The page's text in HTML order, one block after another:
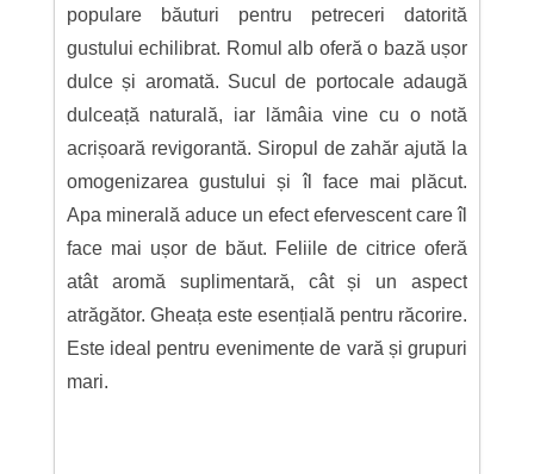
populare băuturi pentru petreceri datorită
gustului echilibrat. Romul alb oferă o bază ușor
dulce și aromată. Sucul de portocale adaugă
dulceață naturală, iar lămâia vine cu o notă
acrișoară revigorantă. Siropul de zahăr ajută la
omogenizarea gustului și îl face mai plăcut.
Apa minerală aduce un efect efervescent care îl
face mai ușor de băut. Feliile de citrice oferă
atât aromă suplimentară, cât și un aspect
atrăgător. Gheața este esențială pentru răcorire.
Este ideal pentru evenimente de vară și grupuri
mari.